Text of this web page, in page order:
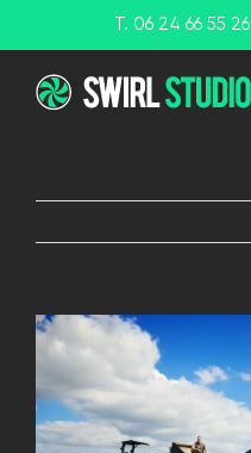
T. 06 24 66 55 26
View
Larger
Image